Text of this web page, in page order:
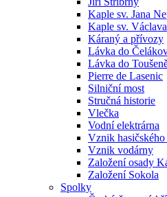
Kaple sv. Jana
Kaple sv. Václava
Káraný a přívozy
Lávka do
Lávka do
Pierre de Lasenic
Silniční most
Stručná historie
Vlečka
Vodní elektrárna
Vznik hasičského
Vznik vodárny
Založení osady
Založení Sokola
Spolky